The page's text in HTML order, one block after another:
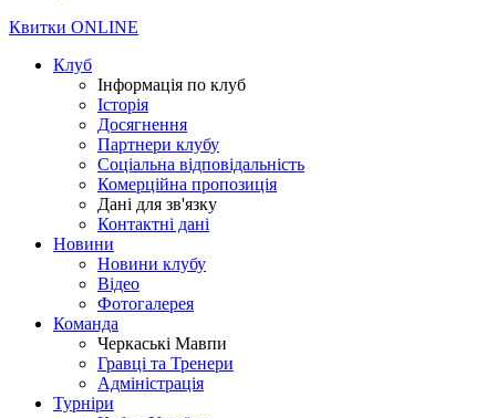
Квитки ONLINE
Клуб
Інформація по клуб
Історія
Досягнення
Партнери клубу
Соціальна відповідальність
Комерційна пропозиція
Дані для зв'язку
Контактні дані
Новини
Новини клубу
Відео
Фотогалерея
Команда
Черкаські Мавпи
Гравці та Тренери
Адміністрація
Турніри